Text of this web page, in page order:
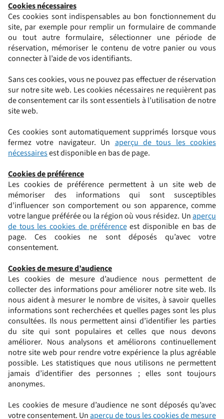
Cookies nécessaires
Ces cookies sont indispensables au bon fonctionnement du
site, par exemple pour remplir un formulaire de commande
ou tout autre formulaire, sélectionner une période de
réservation, mémoriser le contenu de votre panier ou vous
connecter à l’aide de vos identifiants.
Sans ces cookies, vous ne pouvez pas effectuer de réservation
sur notre site web. Les cookies nécessaires ne requièrent pas
de consentement car ils sont essentiels à l’utilisation de notre
site web.
Ces cookies sont automatiquement supprimés lorsque vous
fermez votre navigateur. Un aperçu de tous les cookies
nécessairesest disponible en bas de page.
Cookies de préférence
Les cookies de préférence permettent à un site web de
mémoriser des informations qui sont susceptibles
d’influencer son comportement ou son apparence, comme
votre langue préférée ou la région où vous résidez. Unaperçu
de tous les cookies de préférenceest disponible en bas de
page. Ces cookies ne sont déposés qu’avec votre
consentement.
Cookies de mesure d’audience
Les cookies de mesure d’audience nous permettent de
collecter des informations pour améliorer notre site web. Ils
nous aident à mesurer le nombre de visites, à savoir quelles
informations sont recherchées et quelles pages sont les plus
consultées. Ils nous permettent ainsi d’identifier les parties
du site qui sont populaires et celles que nous devons
améliorer. Nous analysons et améliorons continuellement
notre site web pour rendre votre expérience la plus agréable
possible. Les statistiques que nous utilisons ne permettent
jamais d’identifier des personnes ; elles sont toujours
anonymes.
Les cookies de mesure d’audience ne sont déposés qu’avec
votre consentement. Unaperçu de tous les cookies de mesure